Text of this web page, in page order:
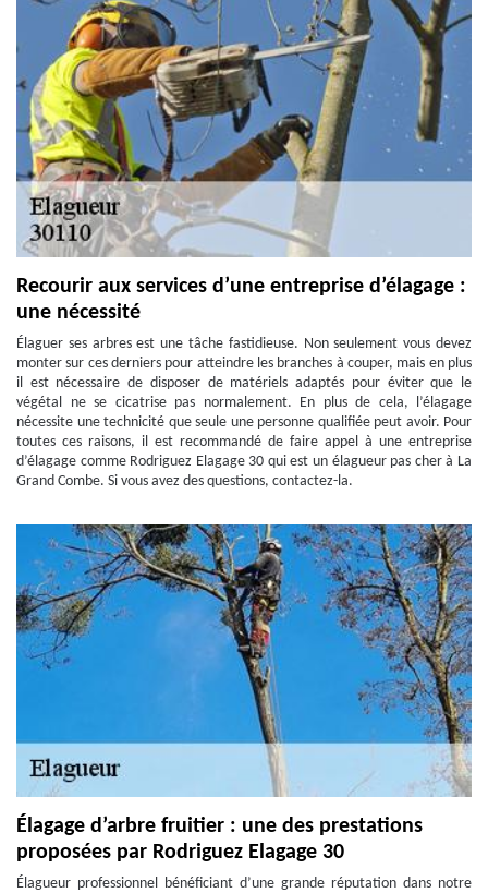
Recourir aux services d’une entreprise d’élagage :
une nécessité
Élaguer ses arbres est une tâche fastidieuse. Non seulement vous devez
monter sur ces derniers pour atteindre les branches à couper, mais en plus
il est nécessaire de disposer de matériels adaptés pour éviter que le
végétal ne se cicatrise pas normalement. En plus de cela, l’élagage
nécessite une technicité que seule une personne qualifiée peut avoir. Pour
toutes ces raisons, il est recommandé de faire appel à une entreprise
d’élagage comme Rodriguez Elagage 30 qui est un élagueur pas cher à La
Grand Combe. Si vous avez des questions, contactez-la.
Élagage d’arbre fruitier : une des prestations
proposées par Rodriguez Elagage 30
Élagueur professionnel bénéficiant d’une grande réputation dans notre